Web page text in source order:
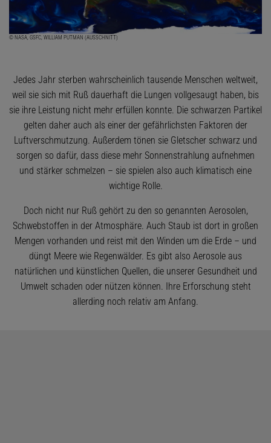
© NASA, GSFC, WILLIAM PUTMAN (AUSSCHNITT)
Jedes Jahr sterben wahrscheinlich tausende Menschen weltweit,
weil sie sich mit Ruß dauerhaft die Lungen vollgesaugt haben, bis
sie ihre Leistung nicht mehr erfüllen konnte. Die schwarzen Partikel
gelten daher auch als einer der gefährlichsten Faktoren der
Luftverschmutzung. Außerdem tönen sie Gletscher schwarz und
sorgen so dafür, dass diese mehr Sonnenstrahlung aufnehmen
und stärker schmelzen – sie spielen also auch klimatisch eine
wichtige Rolle.
Doch nicht nur Ruß gehört zu den so genannten Aerosolen,
Schwebstoffen in der Atmosphäre. Auch Staub ist dort in großen
Mengen vorhanden und reist mit den Winden um die Erde – und
düngt Meere wie Regenwälder. Es gibt also Aerosole aus
natürlichen und künstlichen Quellen, die unserer Gesundheit und
Umwelt schaden oder nützen können. Ihre Erforschung steht
allerding noch relativ am Anfang.